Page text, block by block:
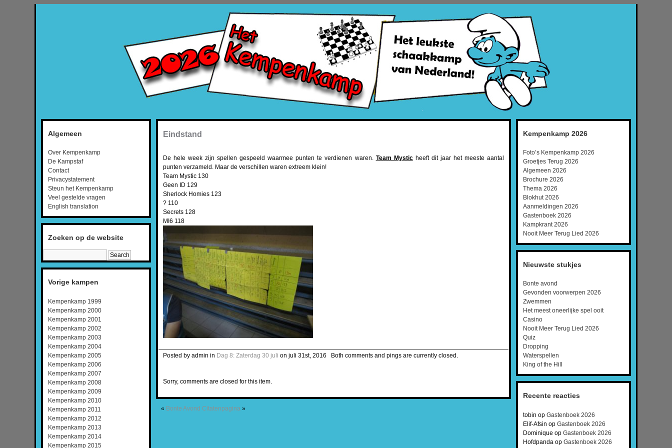
Algemeen
Over Kempenkamp
De Kampstaf
Contact
Privacystatement
Steun het Kempenkamp
Veel gestelde vragen
English translation
Zoeken op de website
Vorige kampen
Kempenkamp 1999
Kempenkamp 2000
Kempenkamp 2001
Kempenkamp 2002
Kempenkamp 2003
Kempenkamp 2004
Kempenkamp 2005
Kempenkamp 2006
Kempenkamp 2007
Kempenkamp 2008
Kempenkamp 2009
Kempenkamp 2010
Kempenkamp 2011
Kempenkamp 2012
Kempenkamp 2013
Kempenkamp 2014
Kempenkamp 2015
Eindstand
De hele week zijn spellen gespeeld waarmee punten te verdienen waren. Team Mysticheeft dit jaar het meeste aantal
punten verzameld. Maar de verschillen waren extreem klein!
Team Mystic 130
Geen ID 129
Sherlock Homies 123
? 110
Secrets 128
MI6 118
Posted by admin in Dag 8: Zaterdag 30 juli on juli 31st, 2016 ‌ Both comments and pings are currently closed.
Sorry, comments are closed for this item.
« Bonte Avond Citatenpagina »
Kempenkamp 2026
Foto’s Kempenkamp 2026
Groetjes Terug 2026
Algemeen 2026
Brochure 2026
Thema 2026
Blokhut 2026
Aanmeldingen 2026
Gastenboek 2026
Kampkrant 2026
Nooit Meer Terug Lied 2026
Nieuwste stukjes
Bonte avond
Gevonden voorwerpen 2026
Zwemmen
Het meest oneerlijke spel ooit
Casino
Nooit Meer Terug Lied 2026
Quiz
Dropping
Waterspellen
King of the Hill
Recente reacties
tobin op Gastenboek 2026
Elif-Afsin op Gastenboek 2026
Dominique op Gastenboek 2026
Hofdpanda op Gastenboek 2026